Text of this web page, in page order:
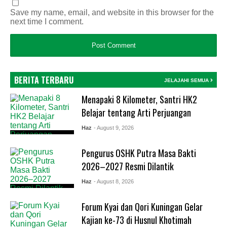
Save my name, email, and website in this browser for the
next time I comment.
BERITA TERBARU JELAJAHI SEMUA
Menapaki 8 Kilometer, Santri HK2
Belajar tentang Arti Perjuangan
Haz - August 9, 2026
Pengurus OSHK Putra Masa Bakti
2026–2027 Resmi Dilantik
Haz - August 8, 2026
Forum Kyai dan Qori Kuningan Gelar
Kajian ke-73 di Husnul Khotimah